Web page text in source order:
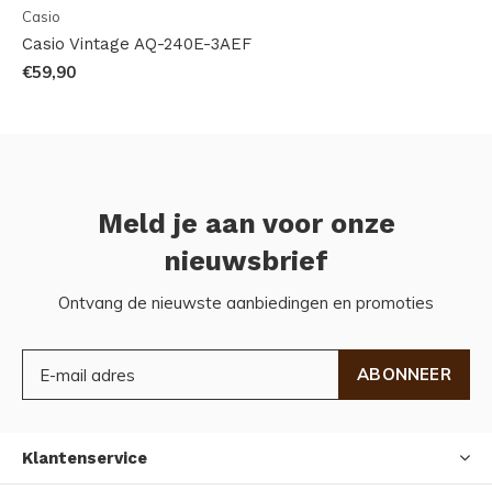
Casio
Casio Vintage AQ-240E-3AEF
€59,90
Meld je aan voor onze
nieuwsbrief
Ontvang de nieuwste aanbiedingen en promoties
ABONNEER
Klantenservice